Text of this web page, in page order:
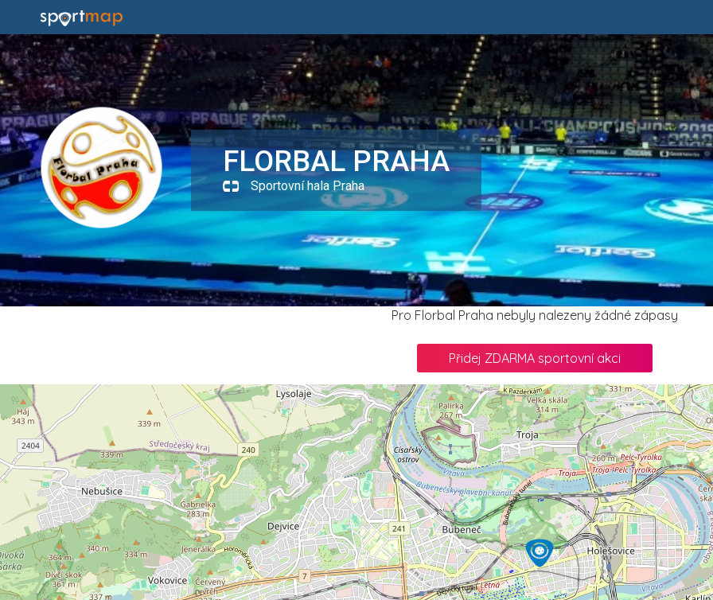
FLORBAL PRAHA
Sportovní hala Praha
Pro Florbal Praha nebyly nalezeny žádné zápasy
Přidej ZDARMA sportovní akci